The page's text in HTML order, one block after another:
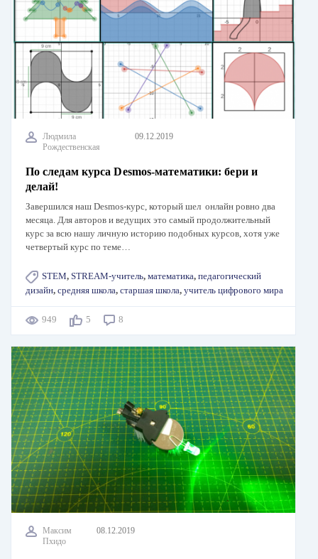
Людмила
Рождественская
09.12.2019
По следам курса Desmos-математики: бери и
делай!
Завершился наш Desmos-курс, который шел онлайн ровно два
месяца. Для авторов и ведущих это самый продолжительный
курс за всю нашу личную историю подобных курсов, хотя уже
четвертый курс по теме…
STEM, STREAM-учитель, математика, педагогический
дизайн, средняя школа, старшая школа, учитель цифрового мира
949 5 8
Максим
Пхидо
08.12.2019